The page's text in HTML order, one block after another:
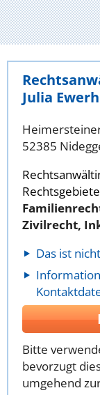
Julia
52385
Zivilrecht,
Das ist
Bitte
bevorzugt
umgehend